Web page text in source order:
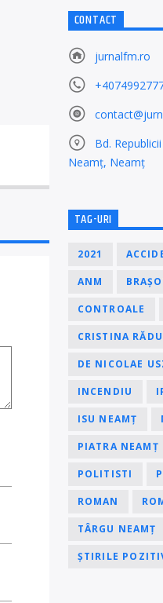
CONTACT
jurnalfm.ro
Bd.
Neamț, Neamț
TAG-URI
2021
ANM
CONTROALE
CRISTINA
DE NICOLAE
INCENDIU
ISU NEAMȚ
PIATRA NEAMȚ
POLITISTI
ROMAN
TÂRGU NEAMȚ
ȘTIRILE